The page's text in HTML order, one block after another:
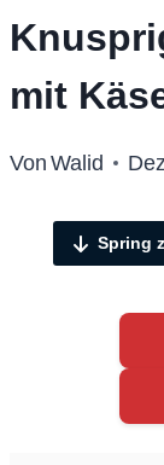
mit
Von Walid
Spring